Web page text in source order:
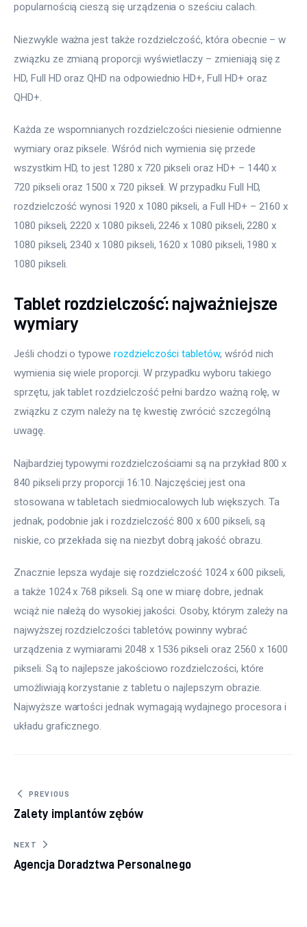
popularnością cieszą się urządzenia o sześciu calach.
Niezwykle ważna jest także rozdzielczość, która obecnie – w
związku ze zmianą proporcji wyświetlaczy – zmieniają się z
HD, Full HD oraz QHD na odpowiednio HD+, Full HD+ oraz
QHD+.
Każda ze wspomnianych rozdzielczości niesienie odmienne
wymiary oraz piksele. Wśród nich wymienia się przede
wszystkim HD, to jest 1280 x 720 pikseli oraz HD+ – 1440 x
720 pikseli oraz 1500 x 720 pikseli. W przypadku Full HD,
rozdzielczość wynosi 1920 x 1080 pikseli, a Full HD+ – 2160 x
1080 pikseli, 2220 x 1080 pikseli, 2246 x 1080 pikseli, 2280 x
1080 pikseli, 2340 x 1080 pikseli, 1620 x 1080 pikseli, 1980 x
1080 pikseli.
Tablet rozdzielczość: najważniejsze
wymiary
Jeśli chodzi o typowe rozdzielczości tabletów, wśród nich
wymienia się wiele proporcji. W przypadku wyboru takiego
sprzętu, jak tablet rozdzielczość pełni bardzo ważną rolę, w
związku z czym należy na tę kwestię zwrócić szczególną
uwagę.
Najbardziej typowymi rozdzielczościami są na przykład 800 x
840 pikseli przy proporcji 16:10. Najczęściej jest ona
stosowana w tabletach siedmiocalowych lub większych. Ta
jednak, podobnie jak i rozdzielczość 800 x 600 pikseli, są
niskie, co przekłada się na niezbyt dobrą jakość obrazu.
Znacznie lepsza wydaje się rozdzielczość 1024 x 600 pikseli,
a także 1024 x 768 pikseli. Są one w miarę dobre, jednak
wciąż nie należą do wysokiej jakości. Osoby, którym zależy na
najwyższej rozdzielczości tabletów, powinny wybrać
urządzenia z wymiarami 2048 x 1536 pikseli oraz 2560 x 1600
pikseli. Są to najlepsze jakościowo rozdzielczości, które
umożliwiają korzystanie z tabletu o najlepszym obrazie.
Najwyższe wartości jednak wymagają wydajnego procesora i
układu graficznego.
Nawigacja wpisu
PREVIOUS
Zalety implantów zębów
NEXT
Agencja Doradztwa Personalnego